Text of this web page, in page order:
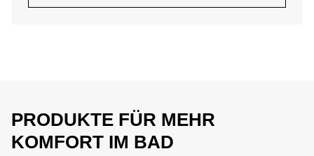
PRODUKTE FÜR MEHR
KOMFORT IM BAD